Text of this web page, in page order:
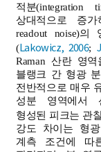
적분(integration
상대적으로 증
readout noise)의
(Lakowicz, 2006;
Raman 산란 영
블랭크 간 형광
전반적으로 매우
성분 영역에서
형성된 피크는 관
강도 차이는 형
계측 조건에 따